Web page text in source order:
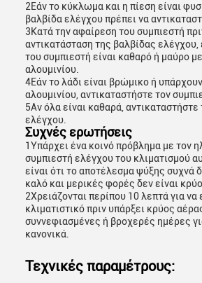
2Εάν το κύκλωμα και η πίεση είναι
βαλβίδα ελέγχου πρέπει να
3Κατά την αφαίρεση του συμπιεστή
αντικατάσταση της βαλβίδας ελέγχου,
του συμπιεστή είναι καθαρό ή μαύρο
αλουμινίου.
4Εάν το λάδι είναι βρώμικο ή
αλουμινίου, αντικαταστήστε τον
5Αν όλα είναι καθαρά, αντικαταστήστε
ελέγχου.
Συχνές ερωτήσεις
1Υπάρχει ένα κοινό πρόβλημα με τον
συμπιεστή ελέγχου του κλιματισμού
είναι ότι το αποτέλεσμα ψύξης συχνά
καλό και μερικές φορές δεν είναι κρύο.
2Χρειάζονται περίπου 10 λεπτά για να
κλιματιστικό πριν υπάρξει κρύος
συννεφιασμένες ή βροχερές ημέρες
κανονικά.
Τεχνικές παραμέτρους: